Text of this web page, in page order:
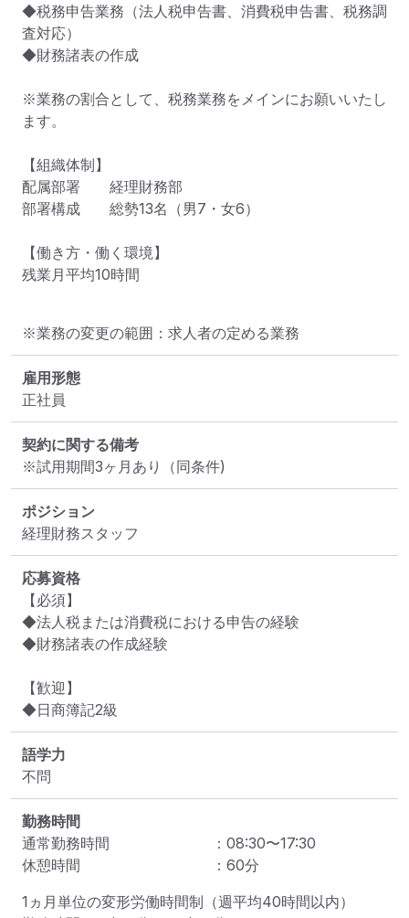
◆税務申告業務（法人税申告書、消費税申告書、税務調
査対応）
◆財務諸表の作成
※業務の割合として、税務業務をメインにお願いいたし
ます。
【組織体制】
配属部署　　経理財務部
部署構成　　総勢13名（男7・女6）
【働き方・働く環境】
残業月平均10時間
※業務の変更の範囲：求人者の定める業務
雇用形態
正社員
契約に関する備考
※試用期間3ヶ月あり（同条件)
ポジション
経理財務スタッフ
応募資格
【必須】
◆法人税または消費税における申告の経験
◆財務諸表の作成経験
【歓迎】
◆日商簿記2級
語学力
不問
勤務時間
通常勤務時間
： 08:30〜17:30
休憩時間
： 60分
1ヵ月単位の変形労働時間制（週平均40時間以内）